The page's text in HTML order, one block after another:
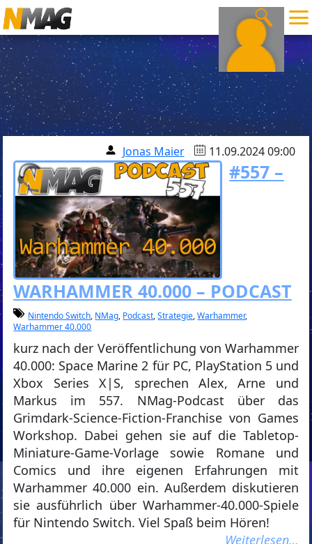
Jonas Maier 11.09.2024 09:00
#557 –
WARHAMMER 40.000 – PODCAST
Nintendo Switch, NMag, Podcast,Strategie,Warhammer,
Warhammer 40.000
kurz nach der Veröffentlichung von Warhammer
40.000: Space Marine 2 für PC, PlayStation 5 und
Xbox Series X|S, sprechen Alex, Arne und
Markus im 557. NMag-Podcast über das
Grimdark-Science-Fiction-Franchise von Games
Workshop. Dabei gehen sie auf die Tabletop-
Miniature-Game-Vorlage sowie Romane und
Comics und ihre eigenen Erfahrungen mit
Warhammer 40.000 ein. Außerdem diskutieren
sie ausführlich über Warhammer-40.000-Spiele
für Nintendo Switch. Viel Spaß beim Hören!
Weiterlesen…